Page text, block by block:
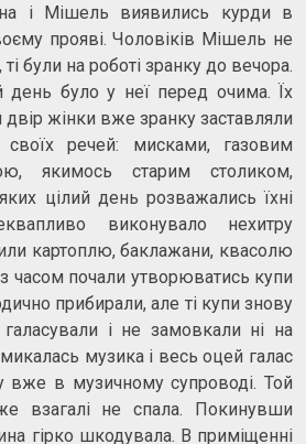
Мішель виявились курди в
прояві. Чоловіків Мішель не
були на роботі зранку до вечора.
день було у неї перед очима. Їх
жінки вже зранку заставляли
своїх речей: мисками, газовим
якимось старим столиком,
цілий день розважались їхні
виконувало нехитру
картоплю, баклажани, квасолю
часом почали утворюватись купи
прибирали, але ті купи знову
і не замовкали ні на
музика і весь оцей галас
вже в музичному супроводі. Той
взагалі не спала. Покинувши
гірко шкодувала. В приміщенні